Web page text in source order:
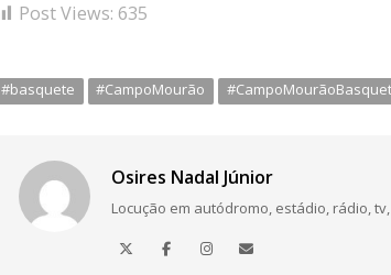
Post Views: 635
#basquete #CampoMourão
Osires Nadal Júnior
Locução em autódromo, estádio, rádio,